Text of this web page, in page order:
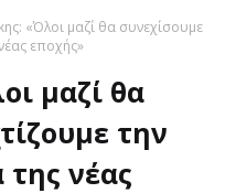
«Όλοι μαζί θα συνεχίσουμε
εποχής»
μαζί θα
την
νέας